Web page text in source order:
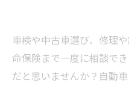
車検や中古車選び、修理
命保険まで一度に相談で
だと思いませんか？自動